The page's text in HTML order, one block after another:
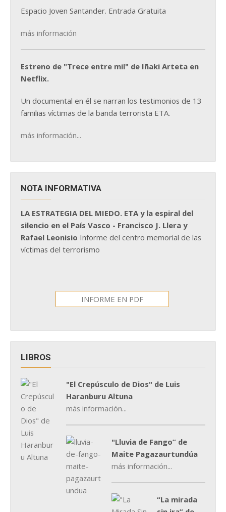
Espacio Joven Santander. Entrada Gratuita
más información
Estreno de "Trece entre mil" de Iñaki Arteta en
Netflix.
Un documental en él se narran los testimonios de 13
familias víctimas de la banda terrorista ETA.
más información...
NOTA INFORMATIVA
LA ESTRATEGIA DEL MIEDO. ETA y la espiral del
silencio en el País Vasco - Francisco J. Llera y
Rafael Leonisio Informe del centro memorial de las
víctimas del terrorismo
INFORME EN PDF
LIBROS
"El Crepúsculo de Dios" de Luis
Haranburu Altuna
más información...
"Lluvia de Fango” de
Maite Pagazaurtundúa
más información...
“La mirada